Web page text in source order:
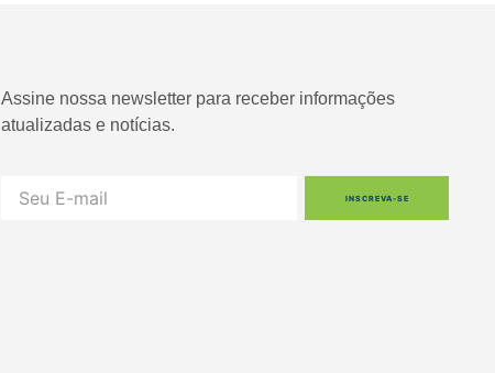
Assine nossa newsletter para receber informações
atualizadas e notícias.
INSCREVA-SE